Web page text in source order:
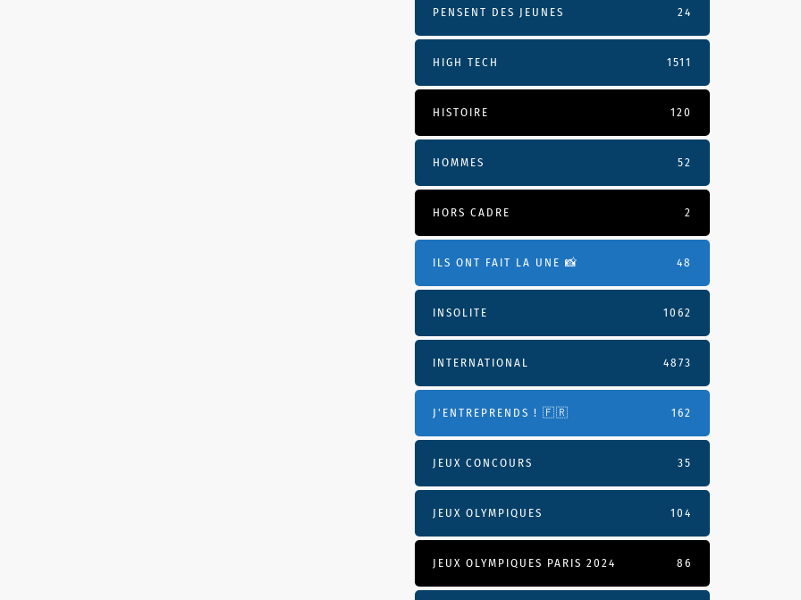
PENSENT DES JEUNES
24
HIGH TECH 1511
HISTOIRE 120
HOMMES 52
HORS CADRE 2
ILS ONT FAIT LA UNE 📸 48
INSOLITE 1062
INTERNATIONAL 4873
J'ENTREPRENDS ! 🇫🇷 162
JEUX CONCOURS 35
JEUX OLYMPIQUES 104
JEUX OLYMPIQUES PARIS 2024 86